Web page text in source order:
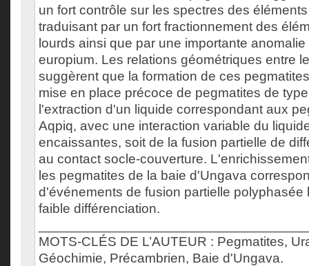
un fort contrôle sur les spectres des
traduisant par un fort fractionnement des
lourds ainsi que par une importante
europium. Les relations géométriques entre
suggèrent que la formation de ces
mise en place précoce de pegmatites de
l'extraction d'un liquide correspondant aux
Aqpiq, avec une interaction variable du
encaissantes, soit de la fusion partielle de
au contact socle-couverture.
les pegmatites de la baie d'Ungava
d'événements de fusion partielle polyphasée
faible différenciation.
MOTS-CLÉS DE L’AUTEUR : Pegmatites,
Géochimie, Précambrien, Baie d'Ungava.